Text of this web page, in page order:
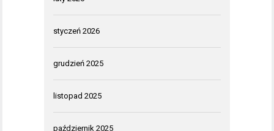
styczeń 2026
grudzień 2025
listopad 2025
październik 2025